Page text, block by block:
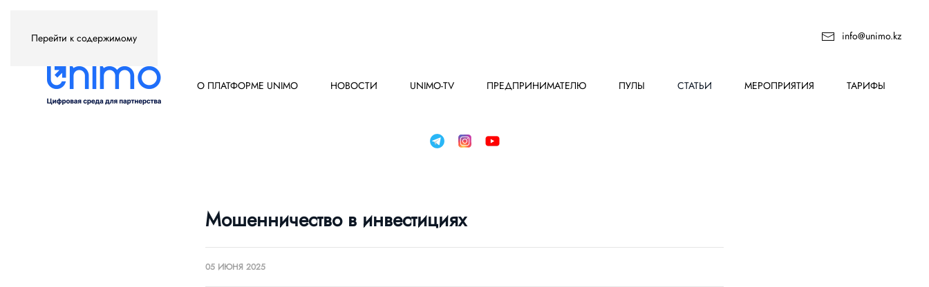
Перейти к содержимому info@unimo.kz
О ПЛАТФОРМЕ UNIMO НОВОСТИ UNIMO-TV ПРЕДПРИНИМАТЕЛЮ ПУЛЫ СТАТЬИ МЕРОПРИЯТИЯ ТАРИФЫ
Мошенничество в инвестициях
05 ИЮНЯ 2025